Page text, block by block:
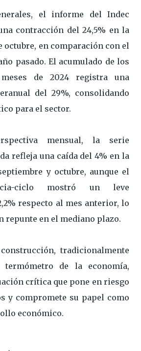
el informe del Indec
contracción del 24,5% en la
octubre, en comparación con el
pasado. El acumulado de los
de 2024 registra una
del 29%, consolidando
para el sector.
mensual, la serie
refleja una caída del 4% en la
y octubre, aunque el
ciclo mostró un leve
respecto al mes anterior, lo
repunte en el mediano plazo.
tradicionalmente
termómetro de la economía,
crítica que pone en riesgo
y compromete su papel como
económico.